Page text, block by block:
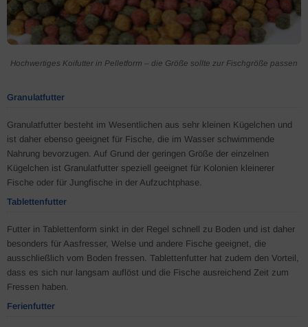
Hochwertiges Koifutter in Pelletform – die Größe sollte zur Fischgröße passen
Granulatfutter
Granulatfutter besteht im Wesentlichen aus sehr kleinen Kügelchen und
ist daher ebenso geeignet für Fische, die im Wasser schwimmende
Nahrung bevorzugen. Auf Grund der geringen Größe der einzelnen
Kügelchen ist Granulatfutter speziell geeignet für Kolonien kleinerer
Fische oder für Jungfische in der Aufzuchtphase.
Tablettenfutter
Futter in Tablettenform sinkt in der Regel schnell zu Boden und ist daher
besonders für Aasfresser, Welse und andere Fische geeignet, die
ausschließlich vom Boden fressen. Tablettenfutter hat zudem den Vorteil,
dass es sich nur langsam auflöst und die Fische ausreichend Zeit zum
Fressen haben.
Ferienfutter